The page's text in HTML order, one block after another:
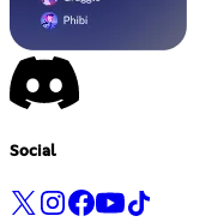
Social